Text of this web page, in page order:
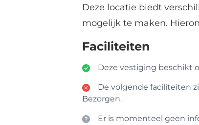
Deze locatie biedt
mogelijk te maken.
Faciliteiten
Deze vestiging beschikt
De volgende faciliteiten
Bezorgen.
Er is momenteel geen